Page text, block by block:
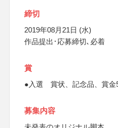
締切
2019年08月21日 (水)
作品提出･応募締切､必着
賞
●入選 賞状、記念品、賞金
募集内容